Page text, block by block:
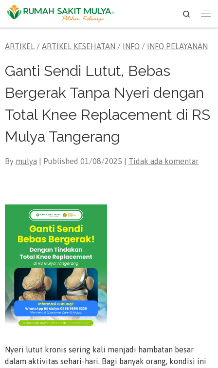
Skip to content
Search
ARTIKEL / ARTIKEL KESEHATAN / INFO / INFO PELAYANAN
Ganti Sendi Lutut, Bebas
Bergerak Tanpa Nyeri dengan
Total Knee Replacement di RS
Mulya Tangerang
By mulya | Published 01/08/2025 Tidak ada komentar
Nyeri lutut kronis sering kali menjadi hambatan besar
dalam aktivitas sehari-hari. Bagi banyak orang, kondisi ini